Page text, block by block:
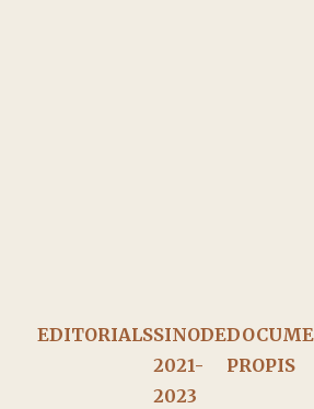
EDITORIALSSINODE
2021-
2023
PROPIS